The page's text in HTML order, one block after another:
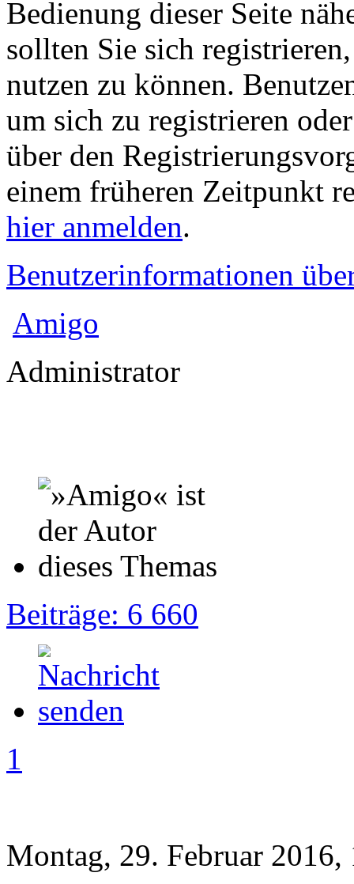
Bedienung dieser Seite
sollten Sie sich
nutzen zu können.
um sich zu registrieren
über den
einem früheren Zeitpunkt
hier anmelden.
Benutzerinformationen
Amigo
Administrator
Beiträge: 6 660
1
Montag, 29. Februar 2016,